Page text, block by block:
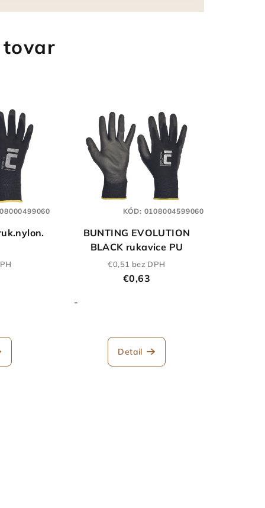
BUNTING EVOLUTION
BLACK rukavice PU
€0,51 bez DPH
€0,63
-
Detail
KÓD: 0108004599060